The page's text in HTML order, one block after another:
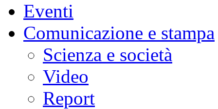
Eventi
Comunicazione e stampa
Scienza e società
Video
Report